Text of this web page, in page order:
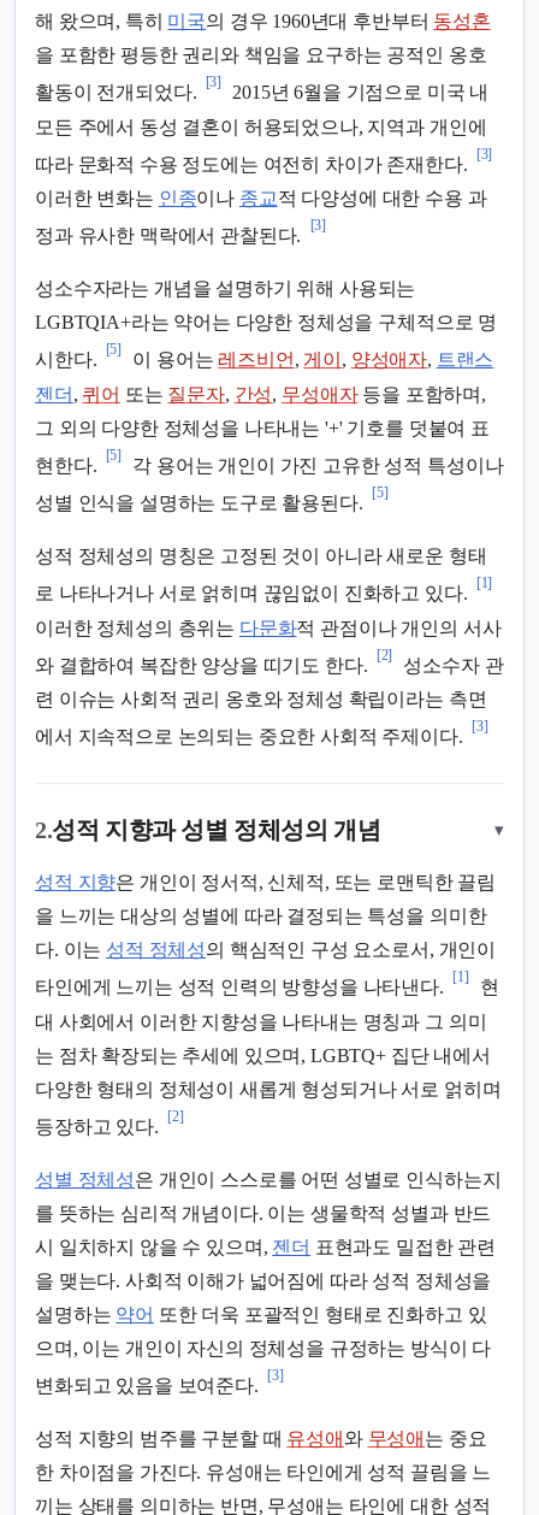
해 왔으며, 특히 미국의 경우 1960년대 후반부터 동성혼
을 포함한 평등한 권리와 책임을 요구하는 공적인 옹호
활동이 전개되었다.
[3]
2015년 6월을 기점으로 미국 내
모든 주에서 동성 결혼이 허용되었으나, 지역과 개인에
따라 문화적 수용 정도에는 여전히 차이가 존재한다.
[3]
이러한 변화는 인종이나 종교적 다양성에 대한 수용 과
정과 유사한 맥락에서 관찰된다.
[3]
성소수자라는 개념을 설명하기 위해 사용되는
LGBTQIA+라는 약어는 다양한 정체성을 구체적으로 명
시한다.
[5]
이 용어는 레즈비언, 게이 , 양성애자, 트랜스
젠더 , 퀴어 또는 질문자, 간성, 무성애자등을 포함하며,
그 외의 다양한 정체성을 나타내는 '+' 기호를 덧붙여 표
현한다.
[5]
각 용어는 개인이 가진 고유한 성적 특성이나
성별 인식을 설명하는 도구로 활용된다.
[5]
성적 정체성의 명칭은 고정된 것이 아니라 새로운 형태
로 나타나거나 서로 얽히며 끊임없이 진화하고 있다.
[1]
이러한 정체성의 층위는 다문화적 관점이나 개인의 서사
와 결합하여 복잡한 양상을 띠기도 한다.
[2]
성소수자 관
련 이슈는 사회적 권리 옹호와 정체성 확립이라는 측면
에서 지속적으로 논의되는 중요한 사회적 주제이다.
[3]
2.성적 지향과 성별 정체성의 개념 ▾
성적 지향은 개인이 정서적, 신체적, 또는 로맨틱한 끌림
을 느끼는 대상의 성별에 따라 결정되는 특성을 의미한
다. 이는 성적 정체성의 핵심적인 구성 요소로서, 개인이
타인에게 느끼는 성적 인력의 방향성을 나타낸다.
[1]
현
대 사회에서 이러한 지향성을 나타내는 명칭과 그 의미
는 점차 확장되는 추세에 있으며, LGBTQ+ 집단 내에서
다양한 형태의 정체성이 새롭게 형성되거나 서로 얽히며
등장하고 있다.
[2]
성별 정체성은 개인이 스스로를 어떤 성별로 인식하는지
를 뜻하는 심리적 개념이다. 이는 생물학적 성별과 반드
시 일치하지 않을 수 있으며, 젠더 표현과도 밀접한 관련
을 맺는다. 사회적 이해가 넓어짐에 따라 성적 정체성을
설명하는 약어 또한 더욱 포괄적인 형태로 진화하고 있
으며, 이는 개인이 자신의 정체성을 규정하는 방식이 다
변화되고 있음을 보여준다.
[3]
성적 지향의 범주를 구분할 때 유성애 와 무성애 는 중요
한 차이점을 가진다. 유성애는 타인에게 성적 끌림을 느
끼는 상태를 의미하는 반면, 무성애는 타인에 대한 성적